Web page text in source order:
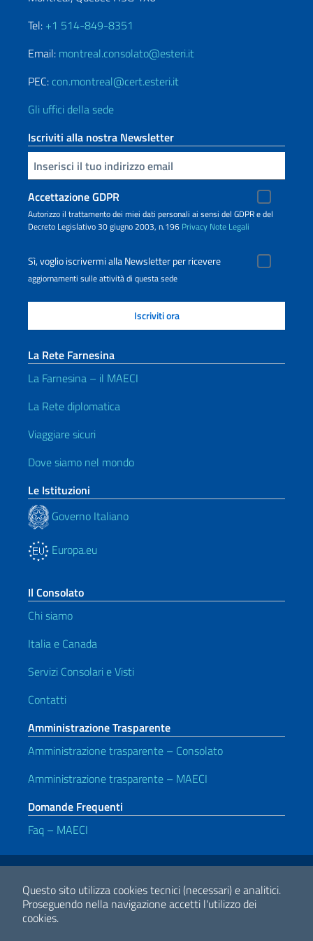
Questo sito utilizza cookies tecnici (necessari) e analitici.
Proseguendo nella navigazione accetti l'utilizzo dei
cookies.
Tel: +1 514-849-8351
Email: montreal.consolato@esteri.it
PEC: con.montreal@cert.esteri.it
Gli uffici della sede
Iscriviti alla nostra Newsletter
Inserisci la tua email
Accettazione GDPR
Autorizzo il trattamento dei miei dati personali ai sensi del GDPR e del
Decreto Legislativo 30 giugno 2003, n.196 Privacy Note Legali
Sì, voglio iscrivermi alla Newsletter per ricevere
aggiornamenti sulle attività di questa sede
La Rete Farnesina
La Farnesina – il MAECI
La Rete diplomatica
Viaggiare sicuri
Dove siamo nel mondo
Le Istituzioni
Governo Italiano
Europa.eu
Il Consolato
Chi siamo
Italia e Canada
Servizi Consolari e Visti
Contatti
Amministrazione Trasparente
Amministrazione trasparente – Consolato
Amministrazione trasparente – MAECI
Domande Frequenti
Faq – MAECI
Link Utili